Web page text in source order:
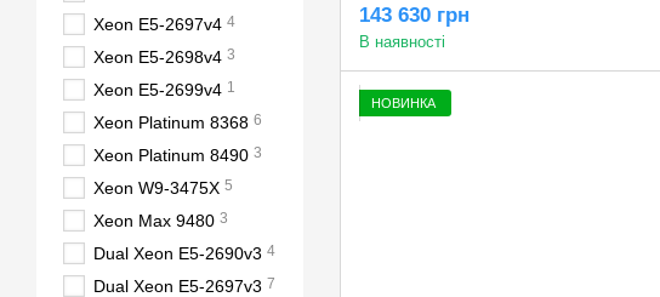
12GB
143 630 грн
В наявності
НОВИНКА
Xeon E5-2697v4 4
Xeon E5-2698v4 3
Xeon E5-2699v4 1
Xeon Platinum 8368 6
Xeon Platinum 8490 3
Xeon W9-3475X 5
Xeon Max 9480 3
Dual Xeon E5-2690v3 4
Dual Xeon E5-2697v3 7